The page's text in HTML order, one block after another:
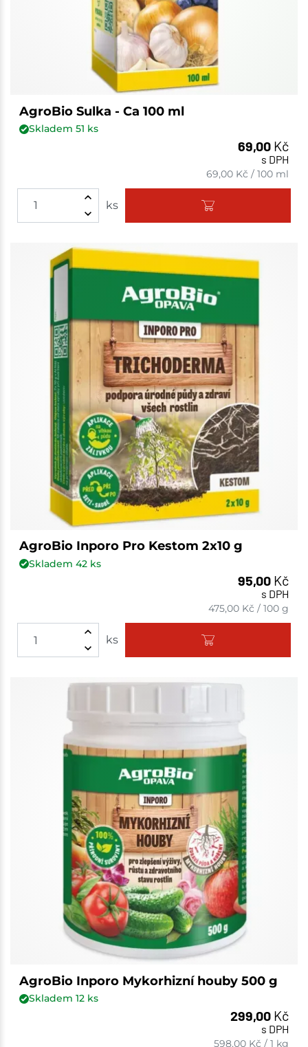
AgroBio Sulka - Ca 100 ml
Skladem 51 ks
69,00 Kč
s DPH
69,00 Kč /100 ml
ks
AgroBio Inporo Pro Kestom 2x10 g
Skladem 42ks
95,00 Kč
s DPH
475,00 Kč /100 g
ks
AgroBio Inporo Mykorhizní houby 500 g
Skladem 12ks
299,00 Kč
s DPH
598,00 Kč /1 kg